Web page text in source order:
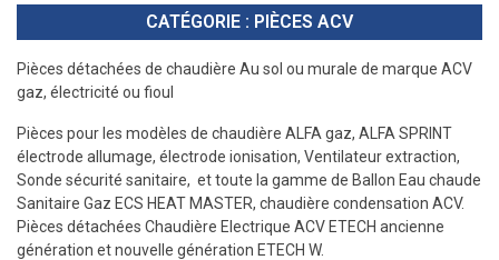
CATÉGORIE : PIÈCES ACV
Pièces détachées de chaudière Au sol ou murale de marque ACV
gaz, électricité ou fioul
Pièces pour les modèles de chaudière ALFA gaz, ALFA SPRINT
électrode allumage, électrode ionisation, Ventilateur extraction,
Sonde sécurité sanitaire, et toute la gamme de Ballon Eau chaude
Sanitaire Gaz ECS HEAT MASTER, chaudière condensation ACV.
Pièces détachées Chaudière Electrique ACV ETECH ancienne
génération et nouvelle génération ETECH W.